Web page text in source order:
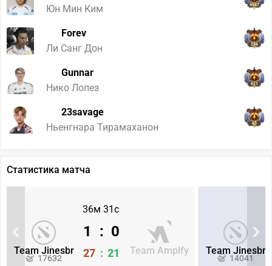
Юн Мин Ким
4947
Forev
Ли Санг Дон
236
Gunnar
Нико Лопез
611
23savage
Ньенгнара Тирамаханон
65
Статистика матча
36м 31с
Team Jinesbr
17632
Team Amplfy
1 : 0
27 : 21 Team Jinesbr
14041